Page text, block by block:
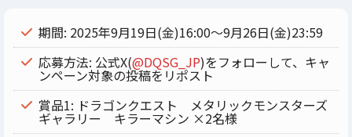
期間: 2025年9月19日(金)16:00～9月26日(金)23:59
応募方法: 公式X(@DQSG_JP)をフォローして、キャ
ンペーン対象の投稿をリポスト
賞品1: ドラゴンクエスト メタリックモンスターズ
ギャラリー キラーマシン ×2名様